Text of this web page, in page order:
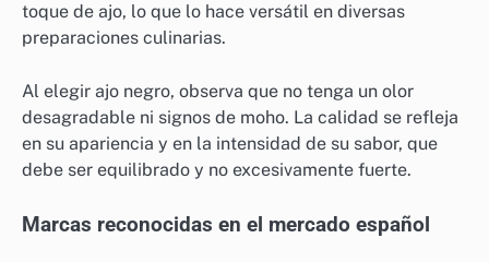
toque de ajo, lo que lo hace versátil en diversas
preparaciones culinarias.
Al elegir ajo negro, observa que no tenga un olor
desagradable ni signos de moho. La calidad se refleja
en su apariencia y en la intensidad de su sabor, que
debe ser equilibrado y no excesivamente fuerte.
Marcas reconocidas en el mercado español